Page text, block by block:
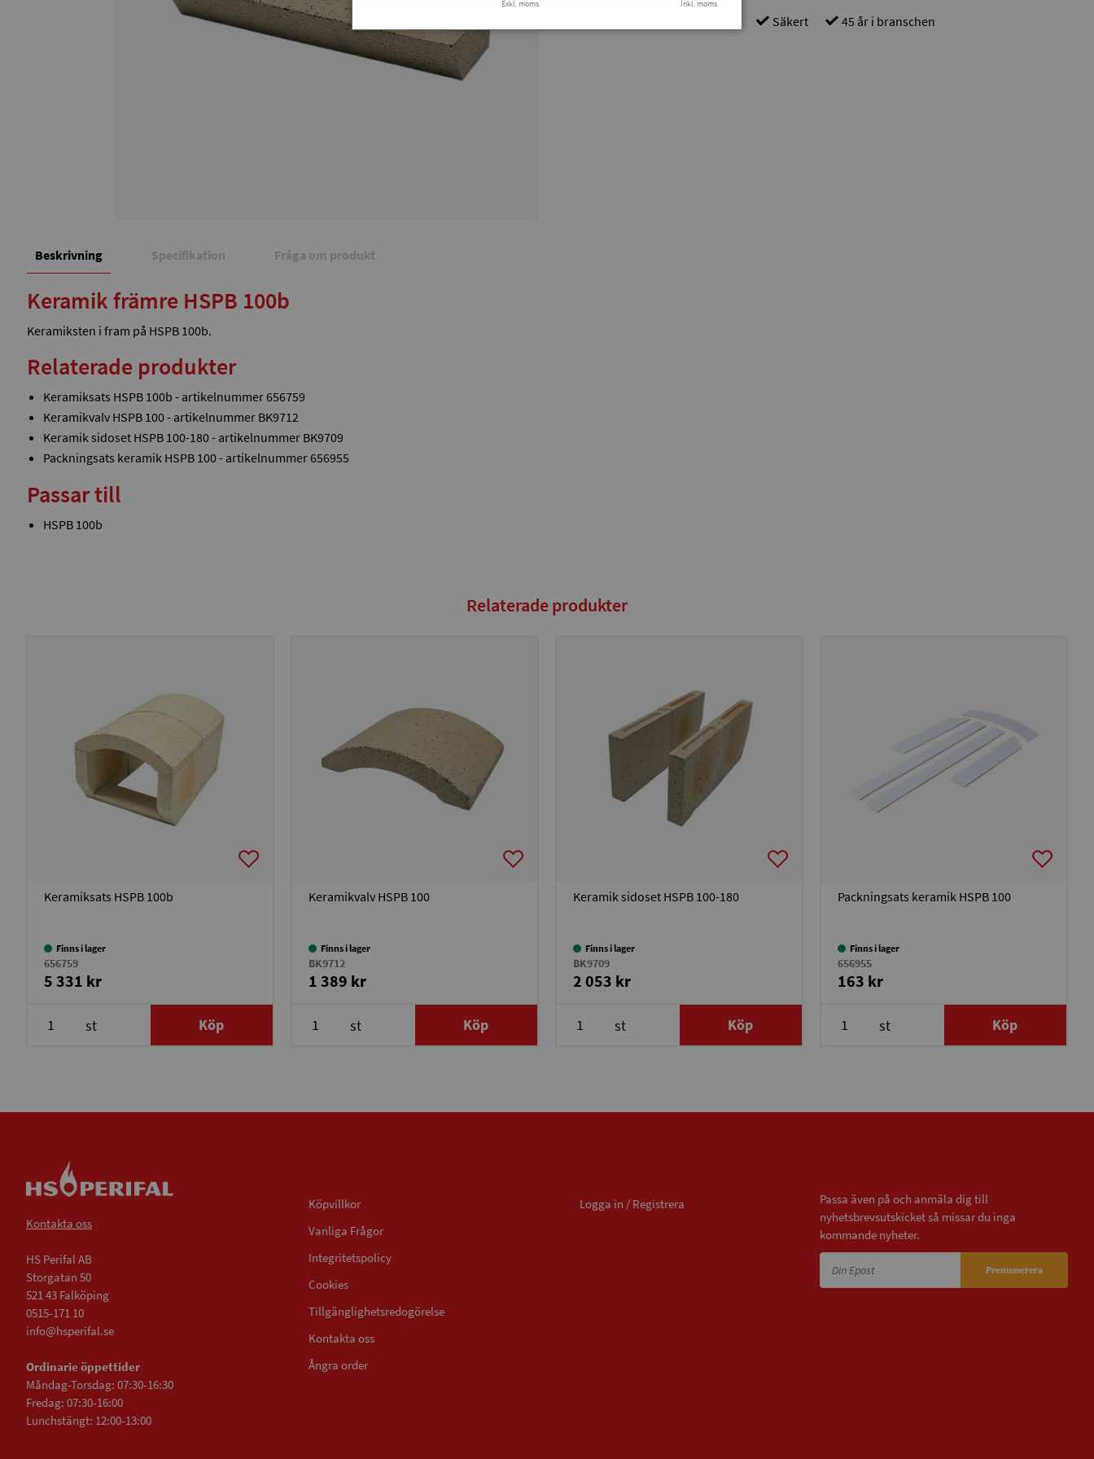
Säkert 45 år i branschen
Beskrivning Specifikation Fråga om produkt
Keramik främre HSPB 100b
Keramiksten i fram på HSPB 100b.
Relaterade produkter
Keramiksats HSPB 100b - artikelnummer 656759
Keramikvalv HSPB 100 - artikelnummer BK9712
Keramik sidoset HSPB 100-180 - artikelnummer BK9709
Packningsats keramik HSPB 100 - artikelnummer 656955
Passar till
HSPB 100b
Relaterade produkter
Keramiksats HSPB 100b
Finns i lager
656759
5 331 kr
st Köp
Keramikvalv HSPB 100
Finns i lager
BK9712
1 389 kr
st Köp
Keramik sidoset HSPB 100-180
Finns i lager
BK9709
2 053 kr
st Köp
Packningsats keramik HSPB 100
Finns i lager
656955
163 kr
st Köp
Kontakta oss
HS Perifal AB
Storgatan 50
521 43 Falköping
0515-171 10
info@hsperifal.se
Ordinarie öppettider
Måndag-Torsdag: 07:30-16:30
Fredag: 07:30-16:00
Lunchstängt: 12:00-13:00
Köpvillkor
Vanliga Frågor
Integritetspolicy
Cookies
Tillgänglighetsredogörelse
Kontakta oss
Ångra order
Logga in / Registrera
Passa även på och anmäla dig till
nyhetsbrevsutskicket så missar du inga
kommande nyheter.
Prenumerera
Exkl. moms Inkl. moms